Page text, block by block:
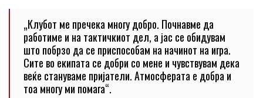
„Клубот ме пречека многу добро. Почнавме да
работиме и на тактичкиот дел, а јас се обидувам
што побрзо да се приспособам на начинот на игра.
Сите во екипата се добри со мене и чувствувам дека
веќе стануваме пријатели. Атмосферата е добра и
тоа многу ми помага“.